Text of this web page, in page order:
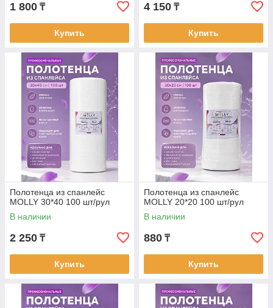
1 800 ₸
Купить
4 150 ₸
Купить
Полотенца из спанлейс
MOLLY 30*40 100 шт/рул
В наличии
2 250 ₸
Купить
Полотенца из спанлейс
MOLLY 20*20 100 шт/рул
В наличии
880 ₸
Купить